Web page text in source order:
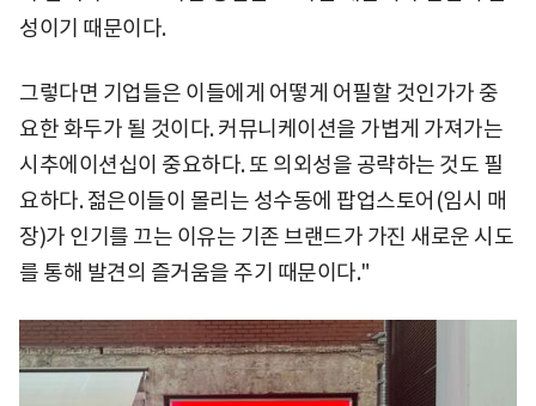
성이기 때문이다.
그렇다면 기업들은 이들에게 어떻게 어필할 것인가가 중
요한 화두가 될 것이다. 커뮤니케이션을 가볍게 가져가는
시추에이션십이 중요하다. 또 의외성을 공략하는 것도 필
요하다. 젊은이들이 몰리는 성수동에 팝업스토어(임시 매
장)가 인기를 끄는 이유는 기존 브랜드가 가진 새로운 시도
를 통해 발견의 즐거움을 주기 때문이다."